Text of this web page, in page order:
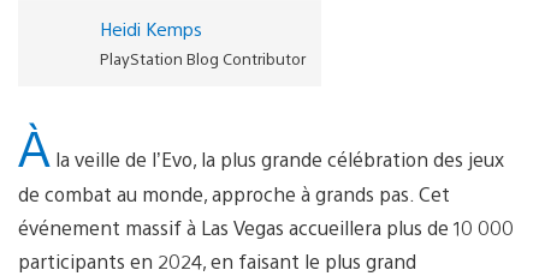
Heidi Kemps
PlayStation Blog Contributor
À la veille de l’Evo, la plus grande célébration des jeux
de combat au monde, approche à grands pas. Cet
événement massif à Las Vegas accueillera plus de 10 000
participants en 2024, en faisant le plus grand